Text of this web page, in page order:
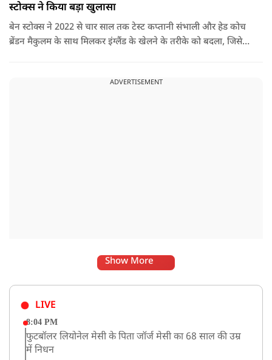
स्टोक्स ने किया बड़ा खुलासा
बेन स्टोक्स ने 2022 से चार साल तक टेस्ट कप्तानी संभाली और हेड कोच
ब्रेंडन मैकुलम के साथ मिलकर इंग्लैंड के खेलने के तरीके को बदला, जिसे
ADVERTISEMENT
Show More
LIVE
8:04 PM
फुटबॉलर लियोनेल मेसी के पिता जॉर्ज मेसी का 68 साल की उम्र
में निधन